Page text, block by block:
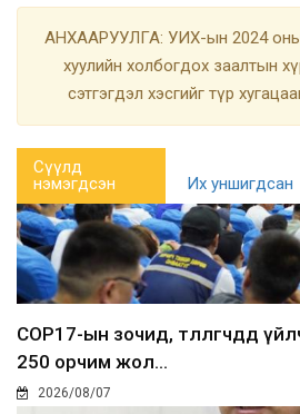
АНХААРУУЛГА: УИХ-ын 2024 оны
хуулийн холбогдох заалтын
сэтгэгдэл хэсгийг түр
Сүүлд
нэмэгдсэн
Их уншигдсан
COP17-ын зочид, төлөөлөгчдөд
250 орчим жол...
2026/08/07